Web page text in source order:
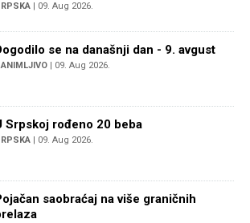
| 09. Aug 2026.
se na današnji dan - 9. avgust
| 09. Aug 2026.
Srpskoj rođeno 20 beba
| 09. Aug 2026.
saobraćaj na više graničnih